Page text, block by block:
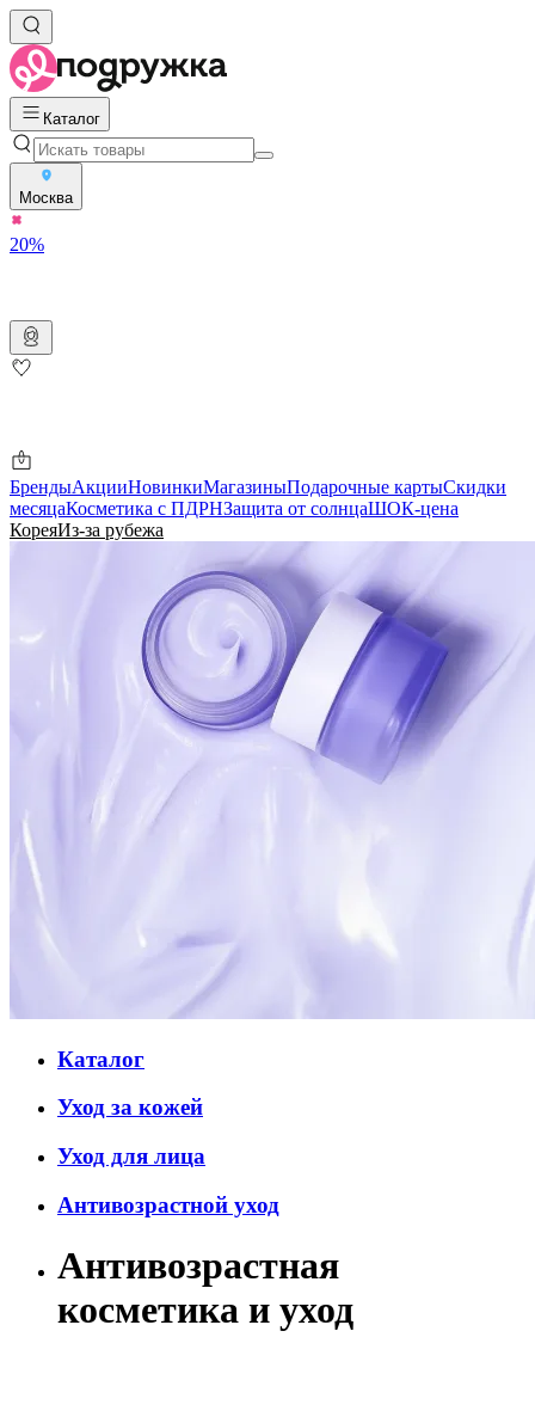
Каталог
Москва
20%
БрендыАкцииНовинкиМагазиныПодарочные картыСкидки
месяцаКосметика с ПДРНЗащита от солнцаШОК-цена
КореяИз-за рубежа
Каталог
Уход за кожей
Уход для лица
Антивозрастной уход
Антивозрастная
косметика и уход